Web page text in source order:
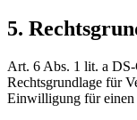
5.
Art. 6 Abs. 1 lit. a
Rechtsgrundlage für
Einwilligung für einen